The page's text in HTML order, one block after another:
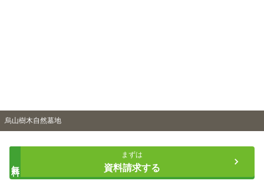
烏山樹木自然墓地
まずは
資料請求する